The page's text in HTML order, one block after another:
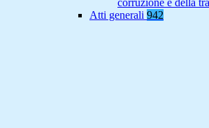
corruzione e della
Atti generali 942